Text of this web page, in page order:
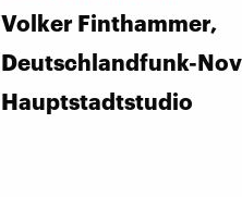
Volker Finthammer,
Deutschlandfunk-
Hauptstadtstudio